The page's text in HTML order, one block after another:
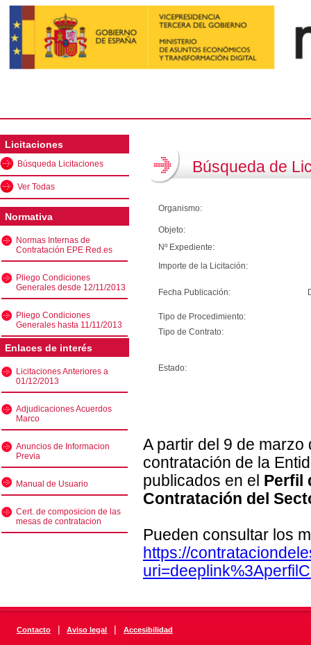
Licitaciones
Búsqueda Licitaciones
Ver Todas
Normativa
Normas Internas de
Contratación EPE Red.es
Pliego Condiciones
Generales desde 12/11/2013
Pliego Condiciones
Generales hasta 11/11/2013
Enlaces de interés
Licitaciones Anteriores a
01/12/2013
Adjudicaciones Acuerdos
Marco
Anuncios de Informacion
Previa
Manual de Usuario
Cert. de composicion de las
mesas de contratacion
Búsqueda de
Organismo:
Objeto:
Nº Expediente:
Importe de la Licitación:
Fecha Publicación:
Tipo de Procedimiento:
Tipo de Contrato:
Estado:
A partir del 9 de
contratación de la
publicados en el Perfil
Contratación del
Pueden consultar los
https://
Contacto | Aviso legal | Accesibilidad